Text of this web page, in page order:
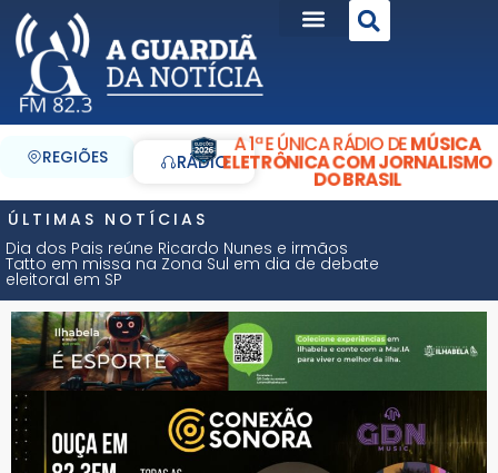
REGIÕES RÁDIO
A 1ª E ÚNICA RÁDIO DEMÚSICA
ELETRÔNICA COM JORNALISMO
DO BRASIL
ÚLTIMAS NOTÍCIAS
Dia dos Pais reúne Ricardo Nunes e irmãos
Tatto em missa na Zona Sul em dia de debate
eleitoral em SP